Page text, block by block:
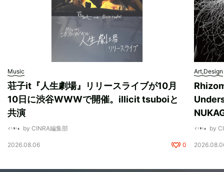
Music
荘子it『人生劇場』リリースライブが10月
10日に渋谷WWWで開催。illicit tsuboiと
共演
by CINRA編集部
2026.08.06 0
Art,Design
by